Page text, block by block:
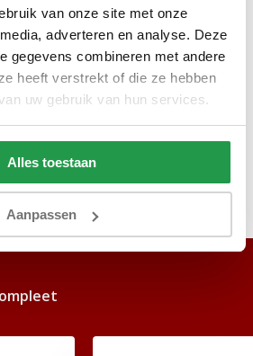
van onze site met onze
adverteren en analyse. Deze
gegevens combineren met andere
heeft verstrekt of die ze hebben
uw gebruik van hun services.
Alles toestaan
Aanpassen
39,95